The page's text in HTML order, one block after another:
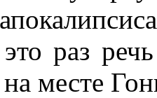
раз
месте